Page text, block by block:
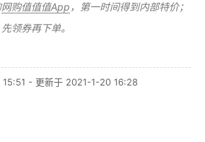
网购值值值App ，第一时间得到内部特价；
领券再下单。
- 更新于 2021-1-20 16:28